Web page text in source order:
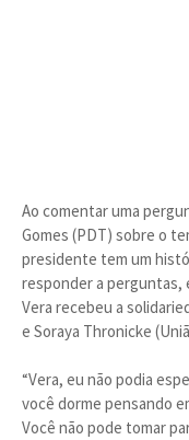
Ao comentar uma
Gomes (PDT) sobre o
presidente tem um
responder a perguntas,
Vera recebeu a
e Soraya Thronicke
“Vera, eu não podia
você dorme pensando
Você não pode tomar